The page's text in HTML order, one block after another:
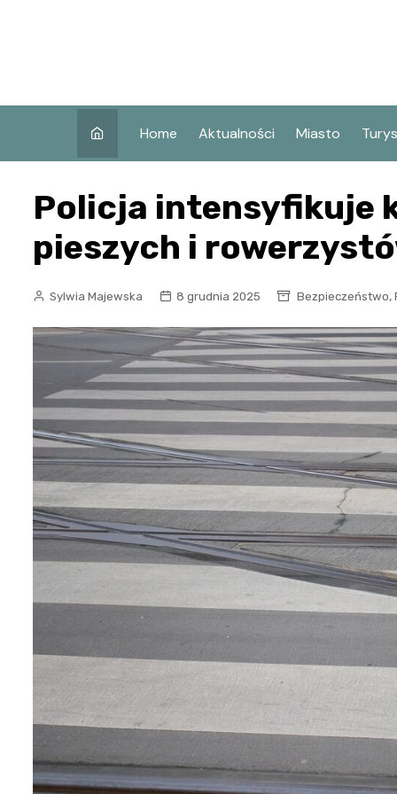
Home Aktualności Miasto
Policja intensyfikuje
pieszych i
Sylwia Majewska 8 grudnia 2025 Bezpieczeństwo,